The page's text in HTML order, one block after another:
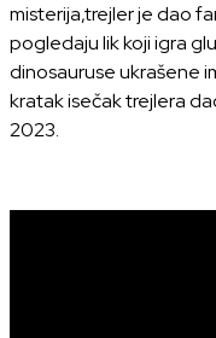
misterija,trejler je dao
pogledaju lik koji igra
dinosauruse ukrašene
kratak isečak trejlera
2023.